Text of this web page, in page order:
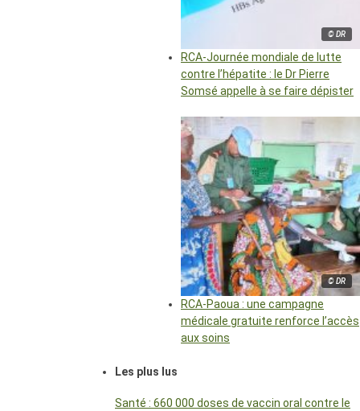
© DR
RCA-Journée mondiale de lutte
contre l’hépatite : le Dr Pierre
Somsé appelle à se faire dépister
© DR
RCA-Paoua : une campagne
médicale gratuite renforce l’accès
aux soins
Les plus lus
Santé : 660 000 doses de vaccin oral contre le